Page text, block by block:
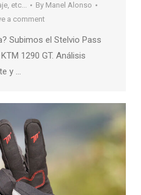
etc... By Manel Alonso
a comment
Subimos el Stelvio Pass
1290 GT. Análisis
y …